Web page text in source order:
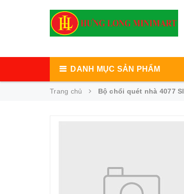
DANH MỤC SẢN PHẨM
Trang chủ Bộ chổi quét nhà 4077 Sl